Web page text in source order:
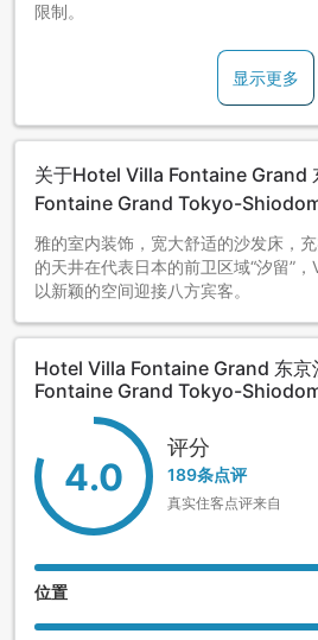
限制。
显示更多
关于Hotel Villa Fontaine Grand
Fontaine Grand Tokyo-
雅的室内装饰，宽大舒适的沙发床，
的天井在代表日本的前卫区域“汐留”
以新颖的空间迎接八方宾客。
Hotel Villa Fontaine Grand 东
Fontaine Grand Tokyo-
4.0
评分
189条点评
真实住客点评来自
位置